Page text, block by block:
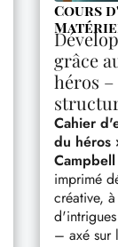
Cours
grâce
héros
Cahier
du héros
imprimé
créative,
– axé sur